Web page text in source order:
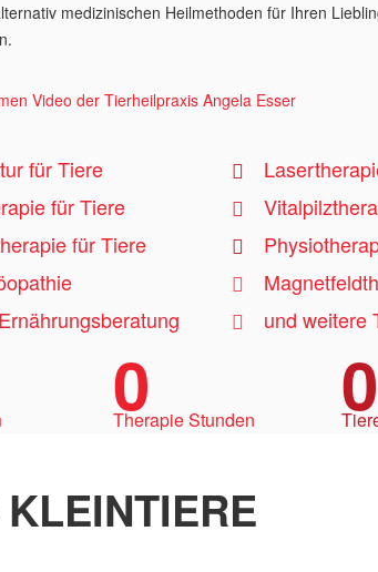
medizinischen Heilmethoden für Ihren
Video der Tierheilpraxis Angela Esser
für Tiere
für Tiere
für Tiere
und weitere
0
Therapie Stunden 0